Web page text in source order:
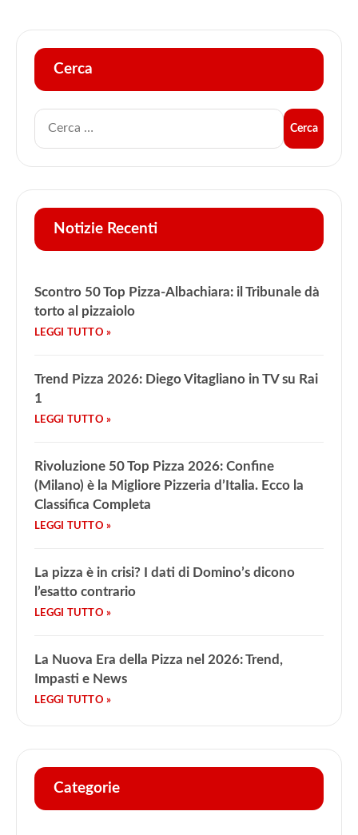
Cerca
Notizie Recenti
Scontro 50 Top Pizza-Albachiara: il Tribunale dà
torto al pizzaiolo
Trend Pizza 2026: Diego Vitagliano in TV su Rai
1
Rivoluzione 50 Top Pizza 2026: Confine
(Milano) è la Migliore Pizzeria d’Italia. Ecco la
Classifica Completa
La pizza è in crisi? I dati di Domino’s dicono
l’esatto contrario
La Nuova Era della Pizza nel 2026: Trend,
Impasti e News
Categorie